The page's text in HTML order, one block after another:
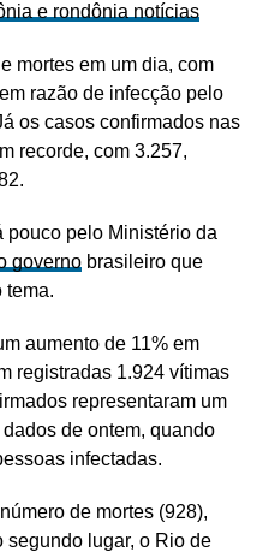
e rondônia notícias
mortes em um dia, com
razão de infecção pelo
os casos confirmados nas
recorde, com 3.257,
pouco pelo Ministério da
governobrasileiro que
tema.
aumento de 11% em
registradas 1.924 vítimas
representaram um
de ontem, quando
infectadas.
de mortes (928),
segundo lugar, o Rio de